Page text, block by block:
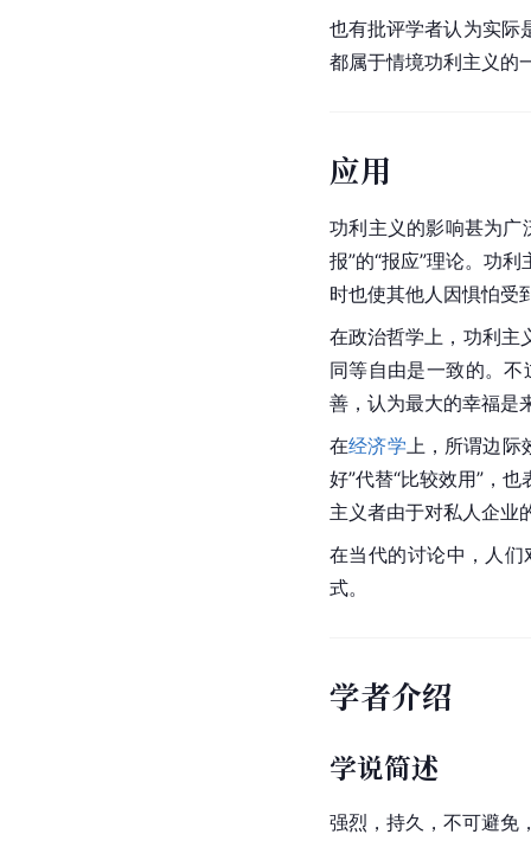
也有批评学者认为实际
都属于情境功利主义的
应用
功利主义的影响甚为广
报”的“报应”理论。功
时也使其他人因惧怕受
在政治哲学上，功利主
同等自由是一致的。
善，认为最大的幸福是
在经济学上，所谓边际
好”代替“比较效用”，
主义者由于对私人企业
在当代的讨论中，人们
式。
学者介绍
学说简述
强烈，持久，不可避